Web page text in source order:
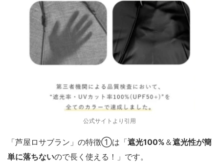
公式サイトより引用
「芦屋ロサブラン」の特徴①は「遮光100% ＆遮光性が簡
単に落ちないので長く使える！」です。